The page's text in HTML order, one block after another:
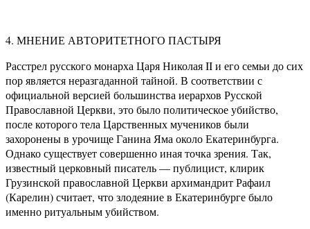
4. МНЕНИЕ АВТОРИТЕТНОГО ПАСТЫРЯ
Расстрел русского монарха Царя Николая II и его семьи до сих
пор является неразгаданной тайной. В соответствии с
официальной версией большинства иерархов Русской
Православной Церкви, это было политическое убийство,
после которого тела Царственных мучеников были
захоронены в урочище Ганина Яма около Екатеринбурга.
Однако существует совершенно иная точка зрения. Так,
известный церковный писатель — публицист, клирик
Грузинской православной Церкви архимандрит Рафаил
(Карелин) считает, что злодеяние в Екатеринбурге было
именно ритуальным убийством.